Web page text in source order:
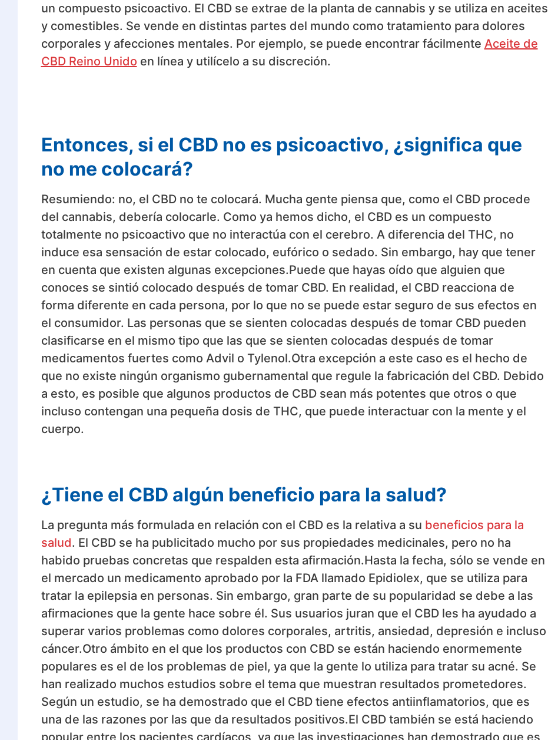
un compuesto psicoactivo. El CBD se extrae de la planta de cannabis y se utiliza en aceites
y comestibles. Se vende en distintas partes del mundo como tratamiento para dolores
corporales y afecciones mentales. Por ejemplo, se puede encontrar fácilmente Aceite de
CBD Reino Unido en línea y utilícelo a su discreción.
Entonces, si el CBD no es psicoactivo, ¿significa que
no me colocará?
Resumiendo: no, el CBD no te colocará. Mucha gente piensa que, como el CBD procede
del cannabis, debería colocarle. Como ya hemos dicho, el CBD es un compuesto
totalmente no psicoactivo que no interactúa con el cerebro. A diferencia del THC, no
induce esa sensación de estar colocado, eufórico o sedado. Sin embargo, hay que tener
en cuenta que existen algunas excepciones.Puede que hayas oído que alguien que
conoces se sintió colocado después de tomar CBD. En realidad, el CBD reacciona de
forma diferente en cada persona, por lo que no se puede estar seguro de sus efectos en
el consumidor. Las personas que se sienten colocadas después de tomar CBD pueden
clasificarse en el mismo tipo que las que se sienten colocadas después de tomar
medicamentos fuertes como Advil o Tylenol.Otra excepción a este caso es el hecho de
que no existe ningún organismo gubernamental que regule la fabricación del CBD. Debido
a esto, es posible que algunos productos de CBD sean más potentes que otros o que
incluso contengan una pequeña dosis de THC, que puede interactuar con la mente y el
cuerpo.
¿Tiene el CBD algún beneficio para la salud?
La pregunta más formulada en relación con el CBD es la relativa a su beneficios para la
salud. El CBD se ha publicitado mucho por sus propiedades medicinales, pero no ha
habido pruebas concretas que respalden esta afirmación.Hasta la fecha, sólo se vende en
el mercado un medicamento aprobado por la FDA llamado Epidiolex, que se utiliza para
tratar la epilepsia en personas. Sin embargo, gran parte de su popularidad se debe a las
afirmaciones que la gente hace sobre él. Sus usuarios juran que el CBD les ha ayudado a
superar varios problemas como dolores corporales, artritis, ansiedad, depresión e incluso
cáncer.Otro ámbito en el que los productos con CBD se están haciendo enormemente
populares es el de los problemas de piel, ya que la gente lo utiliza para tratar su acné. Se
han realizado muchos estudios sobre el tema que muestran resultados prometedores.
Según un estudio, se ha demostrado que el CBD tiene efectos antiinflamatorios, que es
una de las razones por las que da resultados positivos.El CBD también se está haciendo
popular entre los pacientes cardíacos, ya que las investigaciones han demostrado que es